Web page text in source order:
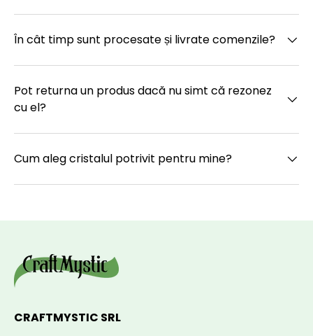
În cât timp sunt procesate și livrate comenzile?
Pot returna un produs dacă nu simt că rezonez
cu el?
Cum aleg cristalul potrivit pentru mine?
CRAFTMYSTIC SRL